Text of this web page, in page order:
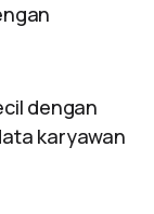
dengan
karyawan